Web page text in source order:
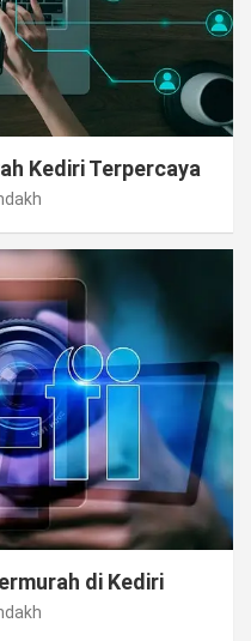
Kediri Terpercaya
di Kediri